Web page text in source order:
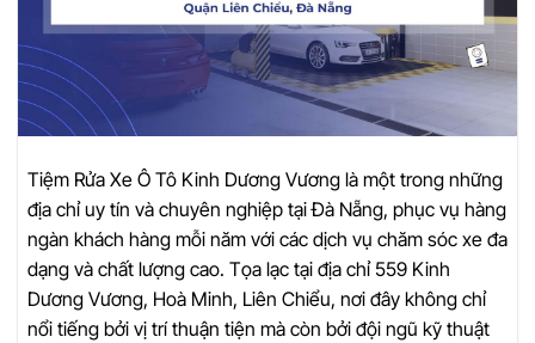
Tiệm Rửa Xe Ô Tô Kinh Dương Vương là một trong những
địa chỉ uy tín và chuyên nghiệp tại Đà Nẵng, phục vụ hàng
ngàn khách hàng mỗi năm với các dịch vụ chăm sóc xe đa
dạng và chất lượng cao. Tọa lạc tại địa chỉ 559 Kinh
Dương Vương, Hoà Minh, Liên Chiểu, nơi đây không chỉ
nổi tiếng bởi vị trí thuận tiện mà còn bởi đội ngũ kỹ thuật